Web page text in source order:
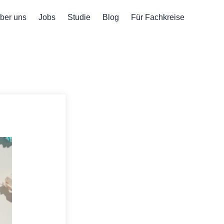
uns Jobs Studie Blog Für Fachkreise